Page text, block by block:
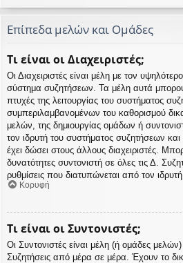
Επίπεδα μελών και Ομάδες
Τι είναι οι Διαχειριστές;
Οι Διαχειριστές είναι μέλη με τον
σύστημα συζητήσεων. Τα μέλη αυτά
πτυχές της λειτουργίας του συστήματος
συμπεριλαμβανομένων του καθορισμού
μελών, της δημιουργίας ομάδων ή
τον ιδρυτή του συστήματος συζητήσεων
έχει δώσει στους άλλους διαχειριστές.
δυνατότητες συντονιστή σε όλες τις Δ.
ρυθμίσεις που διατυπώνεται από τον
Κορυφή
Τι είναι οι Συντονιστές;
Οι Συντονιστές είναι μέλη (ή ομάδες μελών)
Συζητήσεις από μέρα σε μέρα. Έχουν το